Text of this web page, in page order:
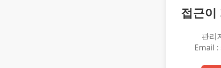
접근이
관리
Email